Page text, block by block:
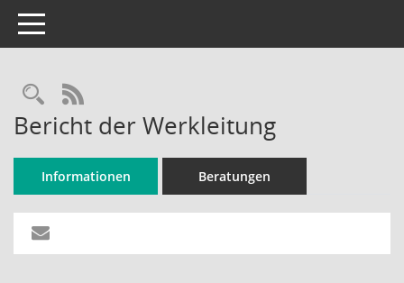
Toggle navigation
Rechercheauswahl
RSS-Feed
Bericht der Werkleitung
Informationen Beratungen